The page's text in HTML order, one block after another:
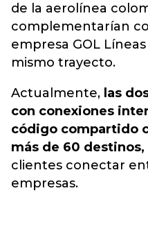
de la aerolínea
complementarían
empresa GOL
mismo trayecto.
Actualmente, las
con conexiones
código compartido
más de 60 destinos,
clientes conectar
empresas.